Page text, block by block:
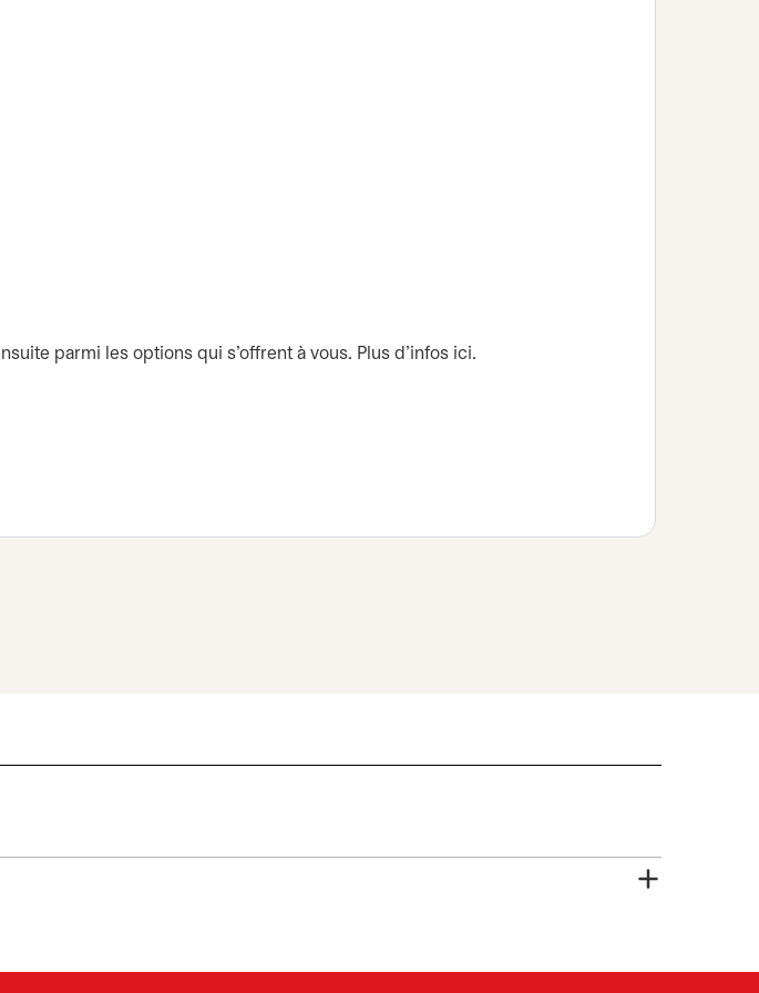
parmi les options qui s’offrent à vous. Plus d’infos ici.